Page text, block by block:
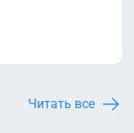
Читать все